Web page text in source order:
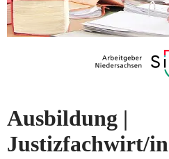
Ausbildung |
Justizfachwirt/in